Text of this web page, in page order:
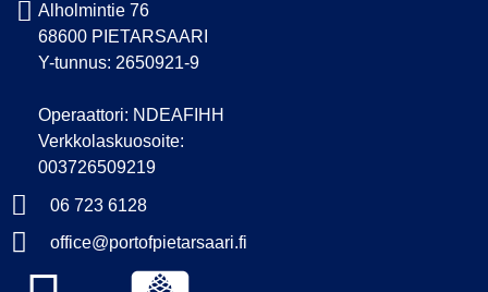
Alholmintie 76
68600 PIETARSAARI
Y-tunnus: 2650921-9
Operaattori: NDEAFIHH
Verkkolaskuosoite:
003726509219
06 723 6128
office@portofpietarsaari.fi